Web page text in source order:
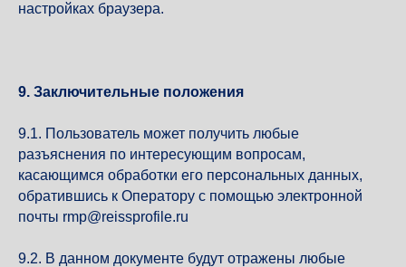
настройках браузера.
9. Заключительные положения
9.1. Пользователь может получить любые
разъяснения по интересующим вопросам,
касающимся обработки его персональных данных,
обратившись к Оператору с помощью электронной
почты rmp@reissprofile.ru
9.2. В данном документе будут отражены любые